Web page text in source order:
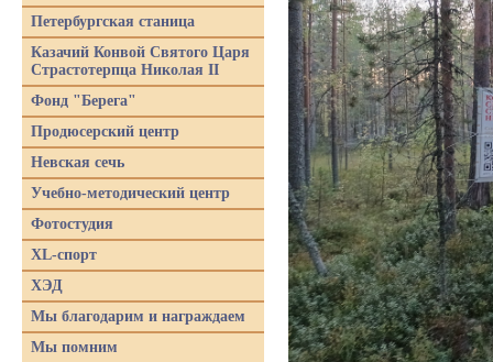
Петербургская станица
Казачий Конвой Святого Царя
Страстотерпца Николая II
Фонд "Берега"
Продюсерский центр
Невская сечь
Учебно-методический центр
Фотостудия
XL-спорт
ХЭД
Мы благодарим и награждаем
Мы помним